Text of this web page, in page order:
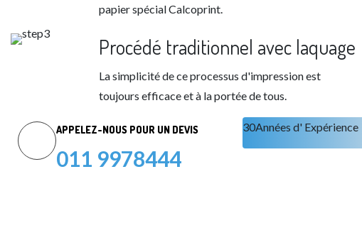
papier spécial Calcoprint.
Procédé traditionnel avec laquage
La simplicité de ce processus d'impression est
toujours efficace et à la portée de tous.
APPELEZ-NOUS POUR UN DEVIS
011 9978444
30Années d' Expérience